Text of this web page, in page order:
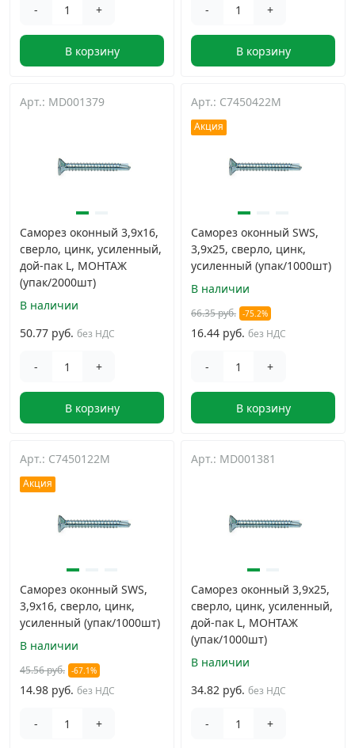
- +
В корзину
- +
В корзину
Арт.: MD001379
Саморез оконный 3,9х16,
сверло, цинк, усиленный,
дой-пак L, МОНТАЖ
(упак/2000шт)
В наличии
50.77 руб. без НДС
- +
В корзину
Арт.: C7450422M
Акция
Саморез оконный SWS,
3,9х25, сверло, цинк,
усиленный (упак/1000шт)
В наличии
66.35 руб. -75.2%
16.44 руб. без НДС
- +
В корзину
Арт.: C7450122M
Акция
Саморез оконный SWS,
3,9х16, сверло, цинк,
усиленный (упак/1000шт)
В наличии
45.56 руб. -67.1%
14.98 руб. без НДС
- +
Арт.: MD001381
Саморез оконный 3,9х25,
сверло, цинк, усиленный,
дой-пак L, МОНТАЖ
(упак/1000шт)
В наличии
34.82 руб. без НДС
- +